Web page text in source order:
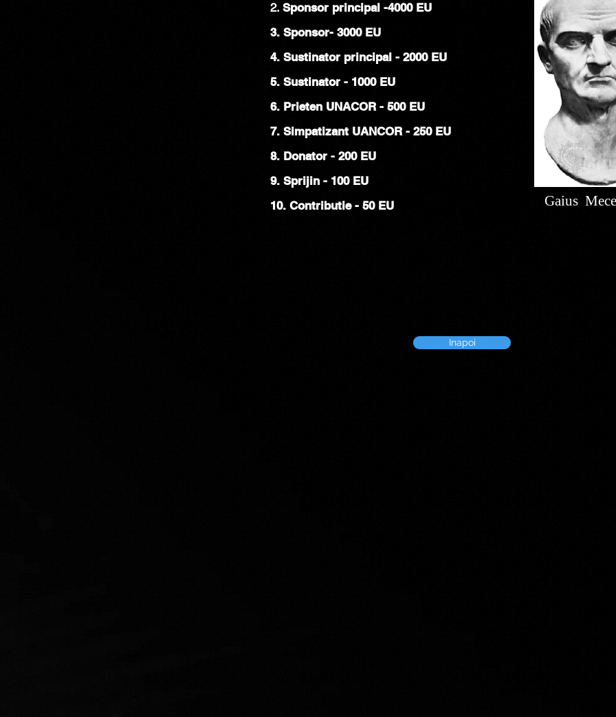
2. Sponsor principal -4000 EU
3. Sponsor- 3000 EU
4. Sustinator principal - 2000 EU
5. Sustinator - 1000 EU
6. Prieten UNACOR - 500 EU
7. Simpatizant UANCOR - 250 EU
8. Donator - 200 EU
9. Sprijin - 100 EU
10. Contributie - 50 EU
Gaius
Inapoi